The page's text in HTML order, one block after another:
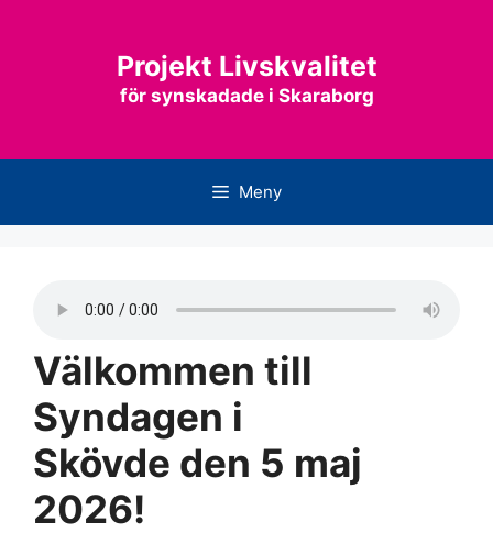
Projekt Livskvalitet
för synskadade i Skaraborg
Meny
Välkommen till
Syndagen i
Skövde den 5 maj
2026!